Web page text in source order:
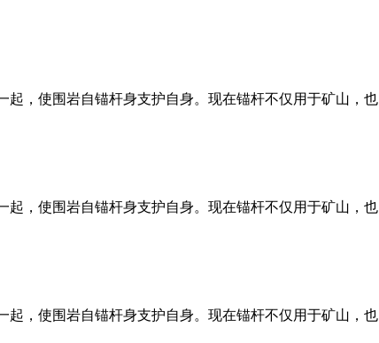
，使围岩自锚杆身支护自身。现在锚杆不仅用于矿山，也
，使围岩自锚杆身支护自身。现在锚杆不仅用于矿山，也
，使围岩自锚杆身支护自身。现在锚杆不仅用于矿山，也